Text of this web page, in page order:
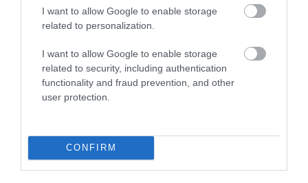
I want to allow Google to enable storage
related to personalization.
I want to allow Google to enable storage
related to security, including authentication
functionality and fraud prevention, and other
user protection.
CONFIRM
jelenetekkel és egy maszkos színésszel oldották
meg a jelenlétét. Glover végül pert indított, amelyet
meg is nyert – ez a döntés precedenst teremtett
Hollywoodban:azóta tilos egy színész arcát vagy
hangját engedély nélkül újra felhasználni.
forgatták le
Vissza a jövőbeelső része hatalmas siker lett, és